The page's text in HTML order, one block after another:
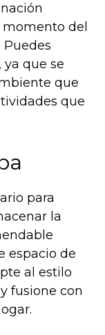
del
que se
que
que
para
la
espacio de
al estilo
fusione con